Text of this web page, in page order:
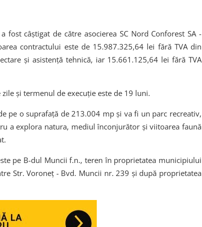
câștigat de către asocierea SC Nord Conforest SA -
contractului este de 15.987.325,64 lei fără TVA din
și asistență tehnică, iar 15.661.125,64 lei fără TVA
și termenul de execuție este de 19 luni.
pe o suprafață de 213.004 mp și va fi un parc recreativ,
a explora natura, mediul înconjurător și viitoarea faună
pe B-dul Muncii f.n., teren în proprietatea municipiului
Str. Voroneț - Bvd. Muncii nr. 239 și după proprietatea